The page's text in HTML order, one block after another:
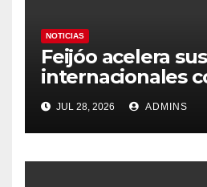
NOTICIAS
Feijóo acelera
internacionales
Latinoamérica
prioritario en su
gobierno
JUL 28, 2026 ADMINS